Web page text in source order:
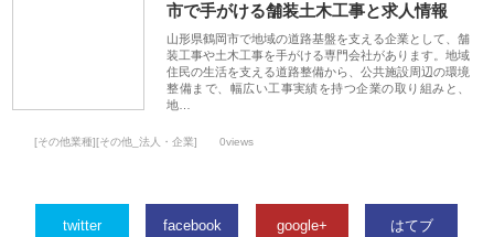
市で手がける舗装土木工事と求人情報
山形県鶴岡市で地域の道路基盤を支える企業として、舗
装工事や土木工事を手がける専門会社があります。地域
住民の生活を支える道路整備から、公共施設周辺の環境
整備まで、幅広い工事実績を持つ企業の取り組みと、
地…
[その他業種][その他_法人・企業] 0views
twitter facebook google+ はてブ